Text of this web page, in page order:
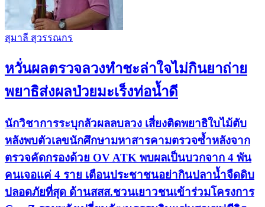
สุมาลี สุวรรณกร
หวั่นผลตรวจลวงทำชะล่าใจไม่กินยาถ่าย
พยาธิส่งผลป่วยมะเร็งท่อน้ำดี
นักวิชาการระบุกลัวผลลบลวง เสี่ยงติดพยาธิใบไม้ตับ
หลังพบตัวเลขนักศึกษามหาสารคามตรวจซ้ำหลังจาก
ตรวจคัดกรองด้วย OV ATK พบผลเป็นบวกจาก 4 พัน
คนเจอแค่ 4 ราย เตือนประชาชนอย่ากินปลาน้ำจืดดิบ
ปลอดภัยที่สุด ด้านสสส.ชวนเยาวชนเข้าร่วมโครงการ